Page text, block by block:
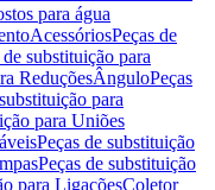
para água
AcessóriosPeças de
de substituição para
ReduçõesÂnguloPeças
para
para Uniões
Peças de substituição
Peças de substituição
para LigaçõesColetor